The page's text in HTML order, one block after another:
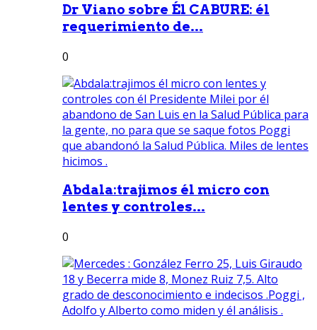
Dr Viano sobre Él CABURE: él
requerimiento de...
0
Abdala:trajimos él micro con
lentes y controles...
0